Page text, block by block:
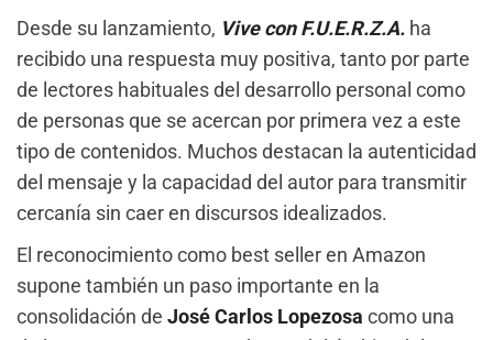
Desde su lanzamiento, Vive con F.U.E.R.Z.A. ha
recibido una respuesta muy positiva, tanto por parte
de lectores habituales del desarrollo personal como
de personas que se acercan por primera vez a este
tipo de contenidos. Muchos destacan la autenticidad
del mensaje y la capacidad del autor para transmitir
cercanía sin caer en discursos idealizados.
El reconocimiento como best seller en Amazon
supone también un paso importante en la
consolidación de José Carlos Lopezosa como una